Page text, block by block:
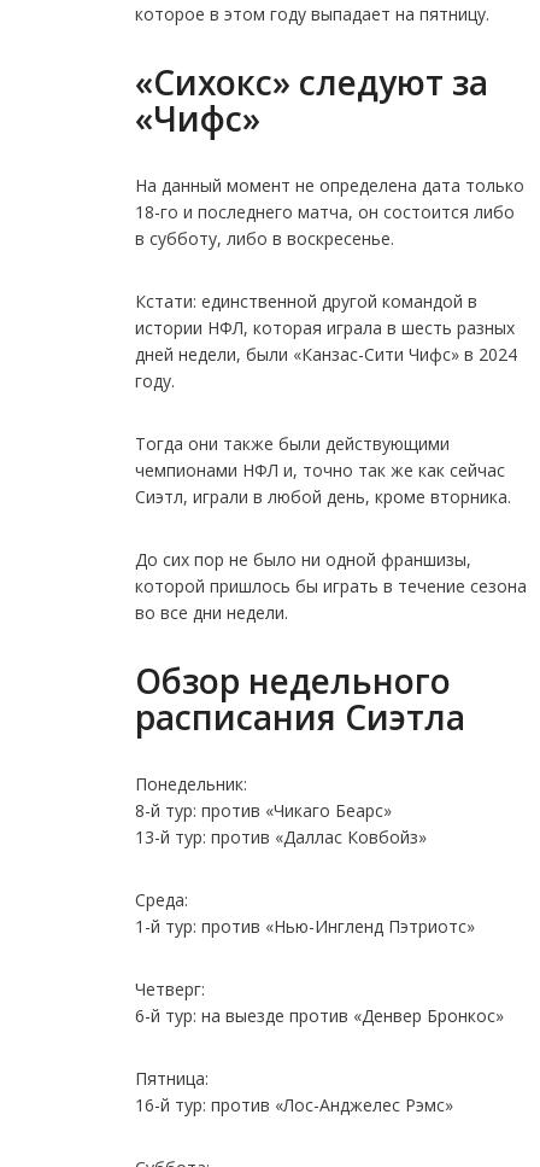
которое в этом году выпадает на пятницу.
«Сихокс» следуют за
«Чифс»
На данный момент не определена дата только
18-го и последнего матча, он состоится либо
в субботу, либо в воскресенье.
Кстати: единственной другой командой в
истории НФЛ, которая играла в шесть разных
дней недели, были «Канзас-Сити Чифс» в 2024
году.
Тогда они также были действующими
чемпионами НФЛ и, точно так же как сейчас
Сиэтл, играли в любой день, кроме вторника.
До сих пор не было ни одной франшизы,
которой пришлось бы играть в течение сезона
во все дни недели.
Обзор недельного
расписания Сиэтла
Понедельник:
8-й тур: против «Чикаго Беарс»
13-й тур: против «Даллас Ковбойз»
Среда:
1-й тур: против «Нью-Ингленд Пэтриотс»
Четверг:
6-й тур: на выезде против «Денвер Бронкос»
Пятница:
16-й тур: против «Лос-Анджелес Рэмс»